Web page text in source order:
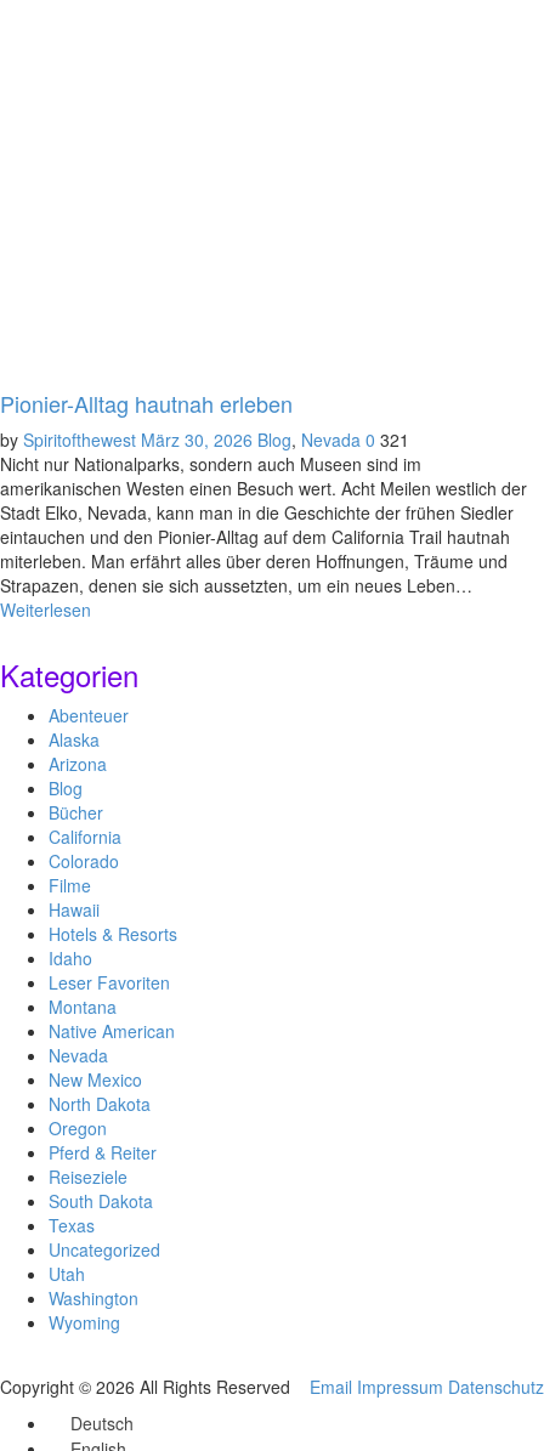
Pionier-Alltag hautnah erleben
by Spiritofthewest März 30, 2026 Blog, Nevada 0 321
Nicht nur Nationalparks, sondern auch Museen sind im
amerikanischen Westen einen Besuch wert. Acht Meilen westlich der
Stadt Elko, Nevada, kann man in die Geschichte der frühen Siedler
eintauchen und den Pionier-Alltag auf dem California Trail hautnah
miterleben. Man erfährt alles über deren Hoffnungen, Träume und
Strapazen, denen sie sich aussetzten, um ein neues Leben…
Weiterlesen
Kategorien
Abenteuer
Alaska
Arizona
Blog
Bücher
California
Colorado
Filme
Hawaii
Hotels & Resorts
Idaho
Leser Favoriten
Montana
Native American
Nevada
New Mexico
North Dakota
Oregon
Pferd & Reiter
Reiseziele
South Dakota
Texas
Uncategorized
Utah
Washington
Wyoming
Copyright © 2026 All Rights Reserved Email Impressum Datenschutz
Deutsch